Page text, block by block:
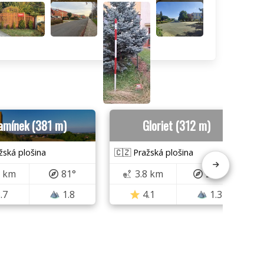
(381 m)
plošina
km
81°
1.8
Gloriet (312 m)
🇨🇿 Pražská plošina
3.8 km
221°
4.1
1.3